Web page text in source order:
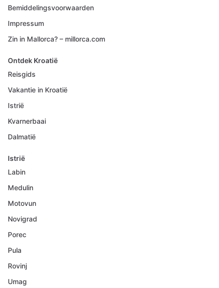
Bemiddelingsvoorwaarden
Impressum
Zin in Mallorca? – millorca.com
Ontdek Kroatië
Reisgids
Vakantie in Kroatië
Istrië
Kvarnerbaai
Dalmatië
Istrië
Labin
Medulin
Motovun
Novigrad
Porec
Pula
Rovinj
Umag